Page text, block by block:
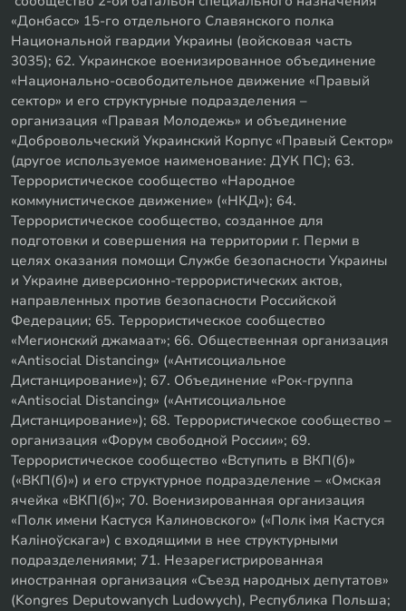
«Донбасс» 15-го отдельного Славянского полка
Национальной гвардии Украины (войсковая часть
3035); 62. Украинское военизированное объединение
«Национально-освободительное движение «Правый
сектор» и его структурные подразделения –
организация «Правая Молодежь» и объединение
«Добровольческий Украинский Корпус «Правый Сектор»
(другое используемое наименование: ДУК ПС); 63.
Террористическое сообщество «Народное
коммунистическое движение» («НКД»); 64.
Террористическое сообщество, созданное для
подготовки и совершения на территории г. Перми в
целях оказания помощи Службе безопасности Украины
и Украине диверсионно-террористических актов,
направленных против безопасности Российской
Федерации; 65. Террористическое сообщество
«Мегионский джамаат»; 66. Общественная организация
«Antisocial Distancing» («Антисоциальное
Дистанцирование»); 67. Объединение «Рок-группа
«Antisocial Distancing» («Антисоциальное
Дистанцирование»); 68. Террористическое сообщество –
организация «Форум свободной России»; 69.
Террористическое сообщество «Вступить в ВКП(б)»
(«ВКП(б)») и его структурное подразделение – «Омская
ячейка «ВКП(б)»; 70. Военизированная организация
«Полк имени Кастуся Калиновского» («Полк iмя Кастуся
Калiноўскага») с входящими в нее структурными
подразделениями; 71. Незарегистрированная
иностранная организация «Съезд народных депутатов»
(Kongres Deputowanych Ludowych), Республика Польша;